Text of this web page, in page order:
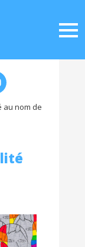
au nom de